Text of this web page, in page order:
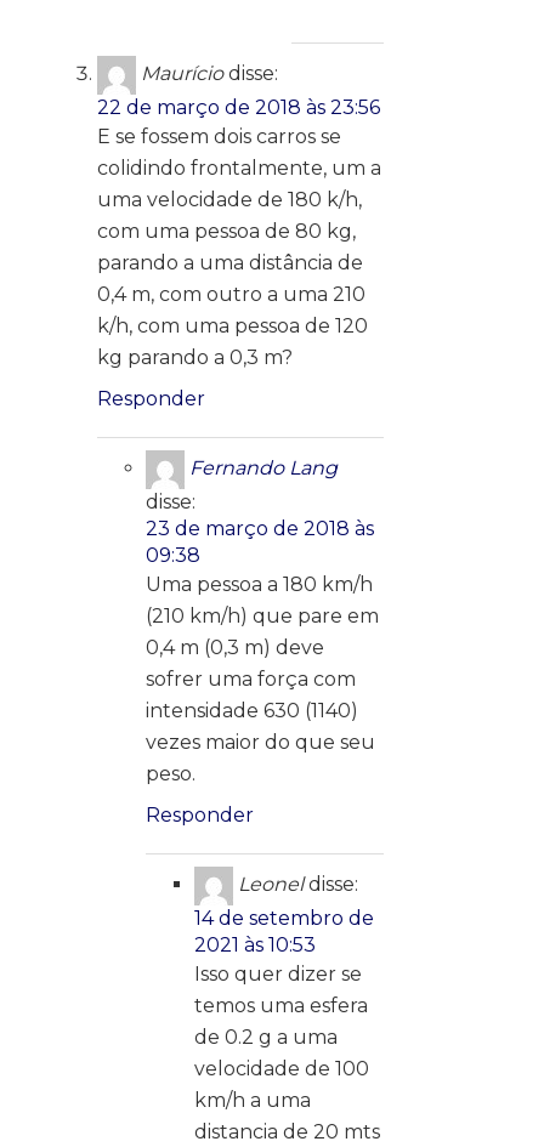
Maurício disse:
22 de março de 2018 às 23:56
E se fossem dois carros se
colidindo frontalmente, um a
uma velocidade de 180 k/h,
com uma pessoa de 80 kg,
parando a uma distância de
0,4 m, com outro a uma 210
k/h, com uma pessoa de 120
kg parando a 0,3 m?
Responder
Fernando Lang
disse:
23 de março de 2018 às
09:38
Uma pessoa a 180 km/h
(210 km/h) que pare em
0,4 m (0,3 m) deve
sofrer uma força com
intensidade 630 (1140)
vezes maior do que seu
peso.
Responder
Leonel disse:
14 de setembro de
2021 às 10:53
Isso quer dizer se
temos uma esfera
de 0.2 g a uma
velocidade de 100
km/h a uma
distancia de 20 mts